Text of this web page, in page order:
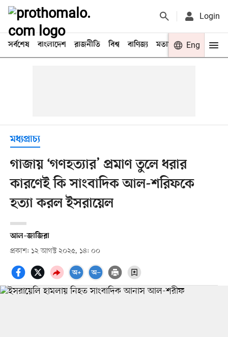
Login
সর্বশেষ বাংলাদেশ রাজনীতি বিশ্ব বাণিজ্য মতামত খেলা
Eng
মধ্যপ্রাচ্য
গাজায় ‘গণহত্যার’ প্রমাণ তুলে ধরার
কারণেই কি সাংবাদিক আল-শরিফকে
হত্যা করল ইসরায়েল
আল–জাজিরা
প্রকাশ: ১২ আগস্ট ২০২৫, ১৪: ০০